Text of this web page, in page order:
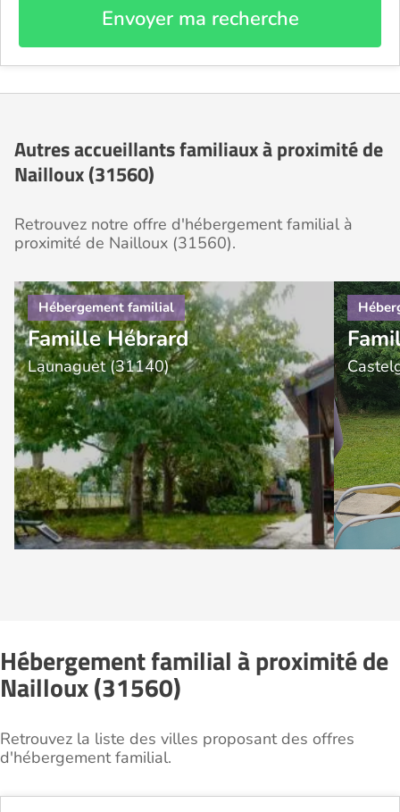
Envoyer ma recherche
Autres accueillants familiaux à proximité de
Nailloux (31560)
Retrouvez notre offre d'hébergement familial à
proximité de Nailloux (31560).
Famille Hébrard
Launaguet (31140)
Hébergement familial à proximité de
Nailloux (31560)
Retrouvez la liste des villes proposant des offres
d'hébergement familial.